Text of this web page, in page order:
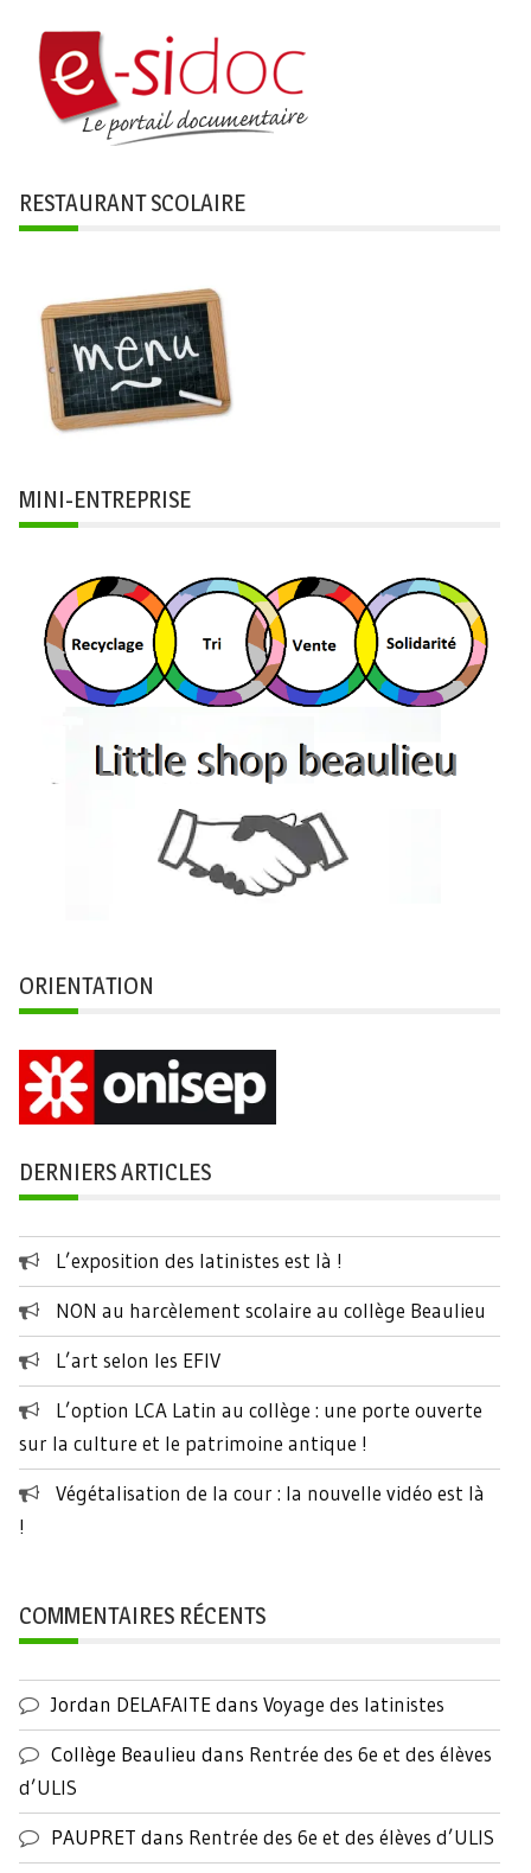
RESTAURANT SCOLAIRE
MINI-ENTREPRISE
ORIENTATION
DERNIERS ARTICLES
L’exposition des latinistes est là !
NON au harcèlement scolaire au collège Beaulieu
L’art selon les EFIV
L’option LCA Latin au collège : une porte ouverte
sur la culture et le patrimoine antique !
Végétalisation de la cour : la nouvelle vidéo est là
!
COMMENTAIRES RÉCENTS
Jordan DELAFAITEdans Voyage des latinistes
Collège Beaulieu dans Rentrée des 6e et des élèves
d’ULIS
PAUPRET dans Rentrée des 6e et des élèves d’ULIS